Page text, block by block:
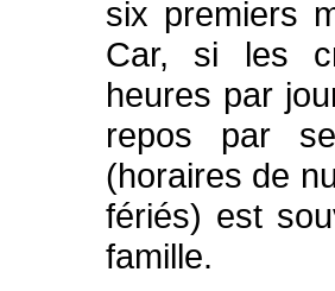
six premiers
Car, si les
heures par
repos par
(horaires de
fériés) est
famille.